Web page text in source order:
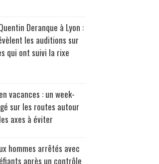
Deranque à Lyon :
les auditions sur
qui ont suivi la rixe
vacances : un week-
sur les routes autour
axes à éviter
hommes arrêtés avec
après un contrôle